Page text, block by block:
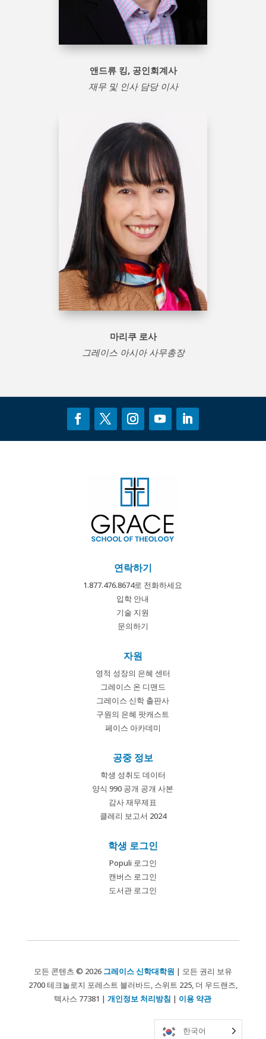
앤드류 킹, 공인회계사
재무 및 인사 담당 이사
마리쿠 로사
그레이스 아시아 사무총장
연락하기
1.877.476.8674로 전화하세요
입학 안내
기술 지원
문의하기
자원
영적 성장의 은혜 센터
그레이스 온 디맨드
그레이스 신학 출판사
구원의 은혜 팟캐스트
페이스 아카데미
공중 정보
학생 성취도 데이터
양식 990 공개 공개 사본
감사 재무제표
클레리 보고서 2024
학생 로그인
Populi 로그인
캔버스 로그인
도서관 로그인
모든 콘텐츠 © 2026 그레이스 신학대학원 | 모든 권리 보유
2700 테크놀로지 포레스트 블러바드, 스위트 225, 더 우드랜즈,
텍사스 77381 |개인정보 처리방침 | 이용 약관
한국어